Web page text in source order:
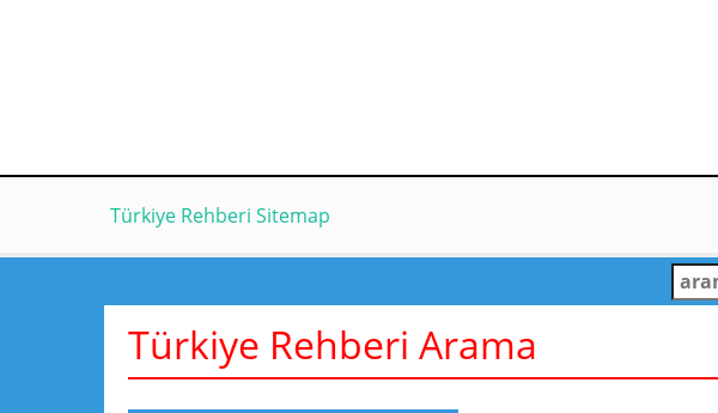
Türkiye Rehberi Sitemap
Türkiye Rehberi Arama